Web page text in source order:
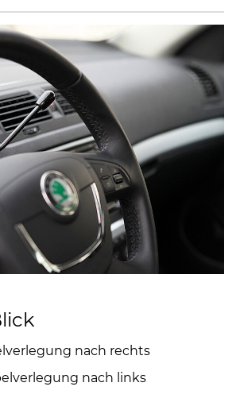
nach rechts
nach links